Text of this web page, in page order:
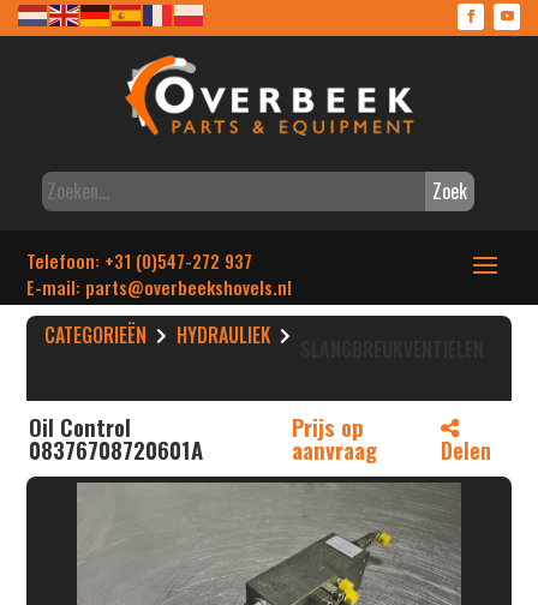
Zoek
Telefoon: +31 (0)547-272 937
E-mail: parts@overbeekshovels.nl
CATEGORIEËN HYDRAULIEK
Oil Control
08376708720601A
Prijs op
aanvraag Delen